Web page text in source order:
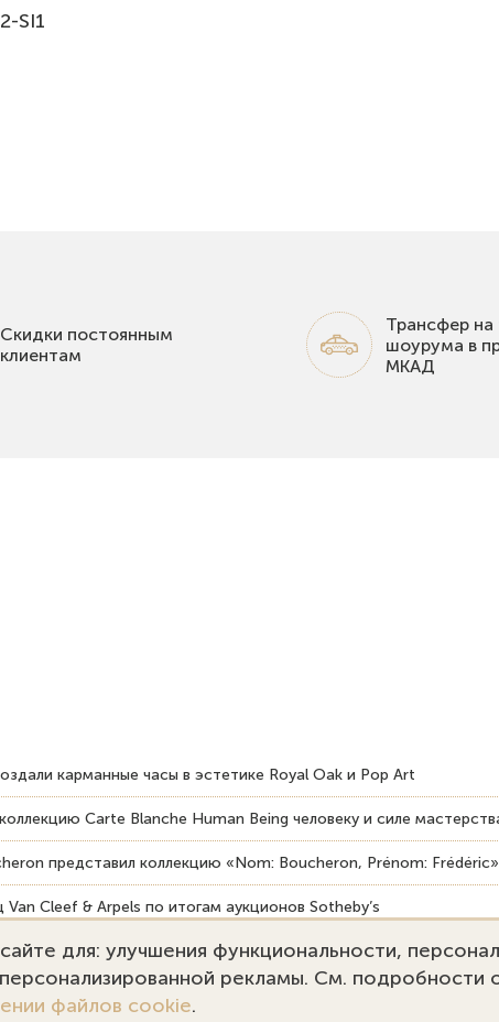
SI1
Скидки постоянным
клиентам
Трансфер на
шоурума в
МКАД
карманные часы в эстетике Royal Oak и Pop Art
Carte Blanche Human Being человеку и силе
представил коллекцию «Nom: Boucheron, Prénom: Frédéric»
Cleef & Arpels по итогам аукционов Sotheby’s
влияет на долговечность ювелирных изделий
для: улучшения функциональности,
рекламы. См. подробности
файлов cookie.